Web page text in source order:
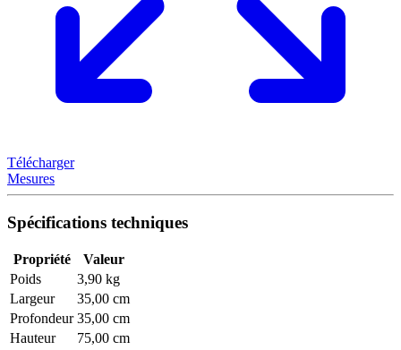
Télécharger
Mesures
Spécifications techniques
Propriété
Valeur
Poids
3,90 kg
Largeur
35,00 cm
Profondeur 35,00 cm
Hauteur
75,00 cm